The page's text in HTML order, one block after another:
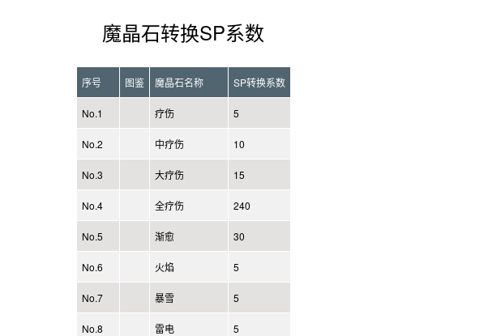
魔晶石转换SP系数
序号 图鉴 魔晶石名称 SP转换系数
No.1 疗伤 5
No.2 中疗伤 10
No.3 大疗伤 15
No.4 全疗伤 240
No.5 渐愈 30
No.6 火焰 5
No.7 暴雪 5
No.8 雷电 5